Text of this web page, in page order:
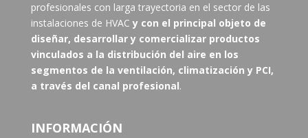
profesionales con larga trayectoria en el sector de las
instalaciones de HVAC y con el principal objeto de
diseñar, desarrollar y comercializar productos
vinculados a la distribución del aire en los
segmentos de la ventilación, climatización y PCI,
a través del canal profesional.
INFORMACIÓN